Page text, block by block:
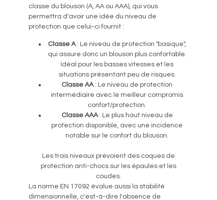
classe du blouson (A, AA ou AAA), qui vous
permettra d'avoir une idée du niveau de
protection que celui-ci fournit :
Classe A: Le niveau de protection "basique",
qui assure donc un blouson plus confortable.
Idéal pour les basses vitesses et les
situations présentant peu de risques.
Classe AA: Le niveau de protection
intermédiaire avec le meilleur compromis
confort/protection.
Classe AAA: Le plus haut niveau de
protection disponible, avec une incidence
notable sur le confort du blouson.
Les trois niveaux prévoient des coques de
protection anti-chocs sur les épaules et les
coudes.
La norme EN 17092 évalue aussi la stabilité
dimensionnelle, c'est-à-dire l'absence de